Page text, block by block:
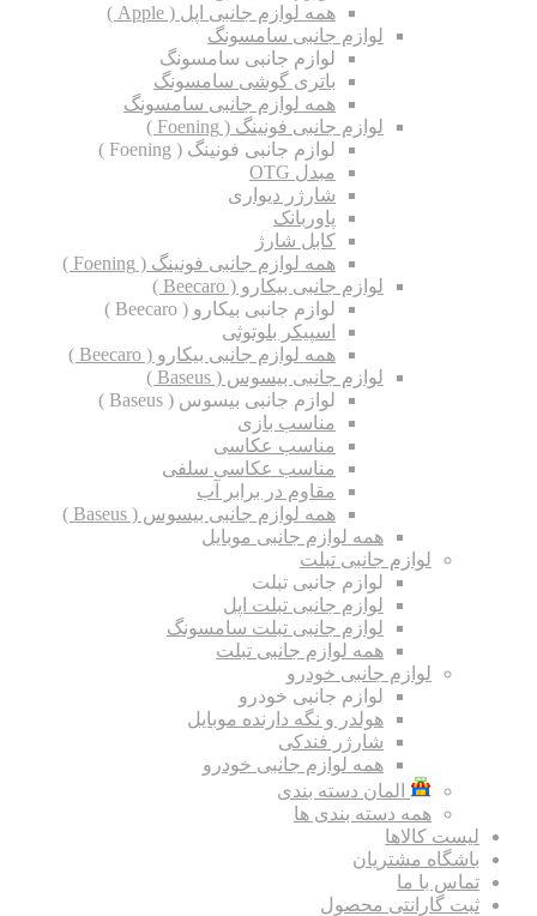
همه لوازم جانبی اپل ( Apple )
لوازم جانبی سامسونگ
لوازم جانبی سامسونگ
باتری گوشی سامسونگ
همه لوازم جانبی سامسونگ
لوازم جانبی فونینگ ( Foening )
لوازم جانبی فونینگ ( Foening )
مبدل OTG
شارژر دیواری
پاوربانک
کابل شارژ
همه لوازم جانبی فونینگ ( Foening )
لوازم جانبی بیکارو ( Beecaro )
لوازم جانبی بیکارو ( Beecaro )
اسپیکر بلوتوثی
همه لوازم جانبی بیکارو ( Beecaro )
لوازم جانبی بیسوس ( Baseus )
لوازم جانبی بیسوس ( Baseus )
مناسب بازی
مناسب عکاسی
مناسب عکاسی سلفی
مقاوم در برابر آب
همه لوازم جانبی بیسوس ( Baseus )
همه لوازم جانبی موبایل
لوازم جانبی تبلت
لوازم جانبی تبلت
لوازم جانبی تبلت اپل
لوازم جانبی تبلت سامسونگ
همه لوازم جانبی تبلت
لوازم جانبی خودرو
لوازم جانبی خودرو
هولدر و نگه دارنده موبایل
شارژر فندکی
همه لوازم جانبی خودرو
المان دسته بندی
همه دسته بندی ها
لیست کالاها
باشگاه مشتریان
تماس با ما
ثبت گارانتی محصول